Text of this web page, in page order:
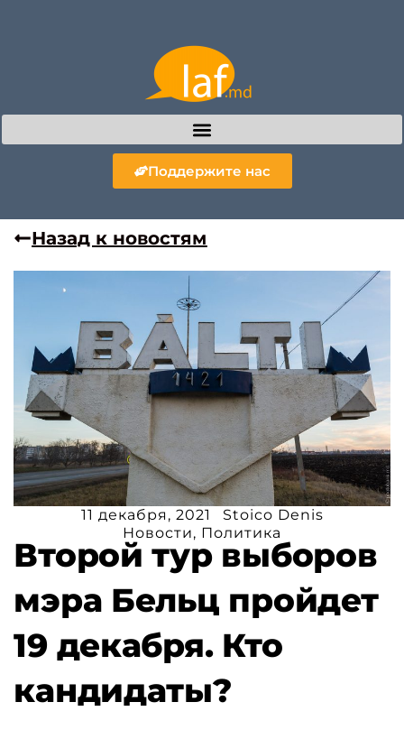
Поддержите нас
Назад к новостям
11 декабря, 2021
Stoico Denis
Новости, Политика
Второй тур выборов
мэра Бельц пройдет
19 декабря. Кто
кандидаты?